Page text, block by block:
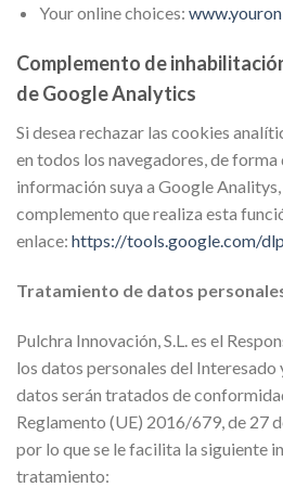
Your online choices:
Complemento de
de Google Analytics
Si desea rechazar las cookies
en todos los navegadores, de forma
información suya a Google
complemento que realiza esta
enlace: https://tools.google.com/
Tratamiento de datos
Pulchra Innovación, S.L. es el
los datos personales del Interesado
datos serán tratados de
Reglamento (UE) 2016/679, de 27
por lo que se le facilita la siguiente
tratamiento: